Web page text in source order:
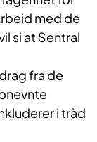
med de
si at Sentral
fra de
i tråd